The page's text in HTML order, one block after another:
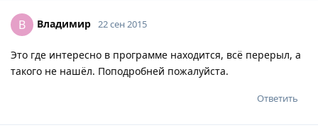
В Владимир 22 сен 2015
Это где интересно в программе находится, всё перерыл, а
такого не нашёл. Поподробней пожалуйста.
Ответить